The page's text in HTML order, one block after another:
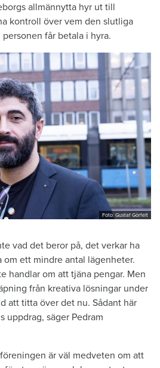
allmännytta hyr ut till
kontroll över vem den slutliga
får betala i hyra.
Foto: Gustaf Görfelt
vad det beror på, det verkar ha
om ett mindre antal lägenheter.
handlar om att tjäna pengar. Men
från kreativa lösningar under
att titta över det nu. Sådant här
uppdrag, säger Pedram
är väl medveten om att